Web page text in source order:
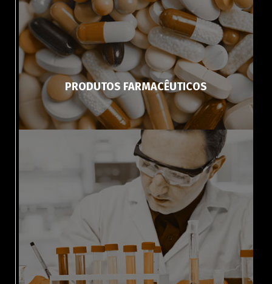
PRODUTOS FARMACÊUTICOS
Italiano Español
Português